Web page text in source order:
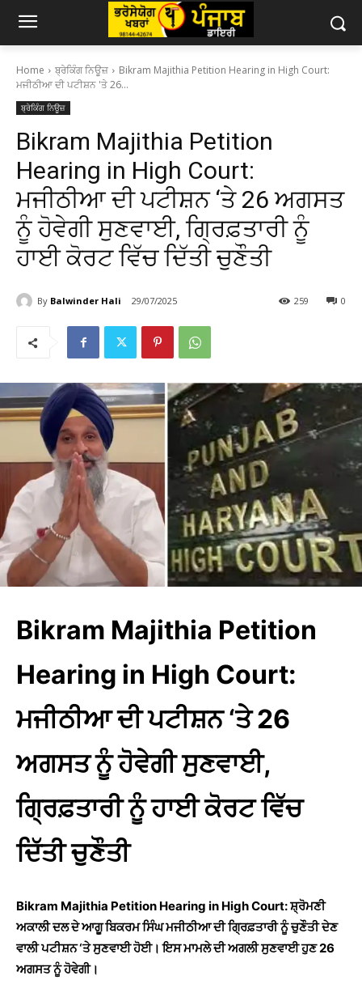
Home ਬ੍ਰੇਕਿੰਗ ਨਿਊਜ਼
Bikram Majithia Petition Hearing in High Court:
ਮਜੀਠੀਆ ਦੀ ਪਟੀਸ਼ਨ 'ਤੇ 26...
ਬ੍ਰੇਕਿੰਗ ਨਿਊਜ਼
Bikram Majithia Petition
Hearing in High Court:
ਮਜੀਠੀਆ ਦੀ ਪਟੀਸ਼ਨ ‘ਤੇ 26 ਅਗਸਤ
ਨੂੰ ਹੋਵੇਗੀ ਸੁਣਵਾਈ, ਗ੍ਰਿਫ਼ਤਾਰੀ ਨੂੰ
ਹਾਈ ਕੋਰਟ ਵਿੱਚ ਦਿੱਤੀ ਚੁਣੌਤੀ
By Balwinder Hali 29/07/2025 0
259
Bikram Majithia Petition
Hearing in High Court:
ਮਜੀਠੀਆ ਦੀ ਪਟੀਸ਼ਨ ‘ਤੇ 26
ਅਗਸਤ ਨੂੰ ਹੋਵੇਗੀ ਸੁਣਵਾਈ,
ਗ੍ਰਿਫ਼ਤਾਰੀ ਨੂੰ ਹਾਈ ਕੋਰਟ ਵਿੱਚ
ਦਿੱਤੀ ਚੁਣੌਤੀ
Bikram Majithia Petition Hearing in High Court: ਸ਼੍ਰੋਮਣੀ
ਅਕਾਲੀ ਦਲ ਦੇ ਆਗੂ ਬਿਕਰਮ ਸਿੰਘ ਮਜੀਠੀਆ ਦੀ ਗ੍ਰਿਫ਼ਤਾਰੀ ਨੂੰ ਚੁਣੌਤੀ ਦੇਣ
ਵਾਲੀ ਪਟੀਸ਼ਨ ‘ਤੇ ਸੁਣਵਾਈ ਹੋਈ। ਇਸ ਮਾਮਲੇ ਦੀ ਅਗਲੀ ਸੁਣਵਾਈ ਹੁਣ 26
ਅਗਸਤ ਨੂੰ ਹੋਵੇਗੀ।